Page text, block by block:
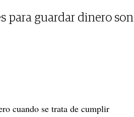
para guardar dinero son
cuando se trata de cumplir